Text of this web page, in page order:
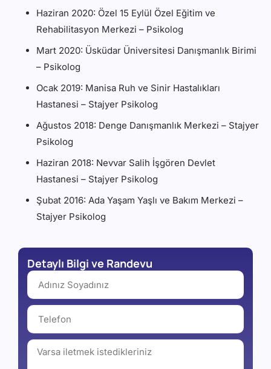
Haziran 2020: Özel 15 Eylül Özel Eğitim ve
Rehabilitasyon Merkezi – Psikolog
Mart 2020: Üsküdar Üniversitesi Danışmanlık Birimi
– Psikolog
Ocak 2019: Manisa Ruh ve Sinir Hastalıkları
Hastanesi – Stajyer Psikolog
Ağustos 2018: Denge Danışmanlık Merkezi – Stajyer
Psikolog
Haziran 2018: Nevvar Salih İşgören Devlet
Hastanesi – Stajyer Psikolog
Şubat 2016: Ada Yaşam Yaşlı ve Bakım Merkezi –
Stajyer Psikolog
Detaylı Bilgi ve Randevu